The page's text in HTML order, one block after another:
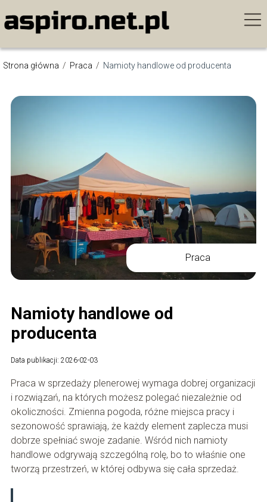
Strona główna / Praca / Namioty handlowe od producenta
Praca
Namioty handlowe od
producenta
Data publikacji: 2026-02-03
Praca w sprzedaży plenerowej wymaga dobrej organizacji
i rozwiązań, na których możesz polegać niezależnie od
okoliczności. Zmienna pogoda, różne miejsca pracy i
sezonowość sprawiają, że każdy element zaplecza musi
dobrze spełniać swoje zadanie. Wśród nich namioty
handlowe odgrywają szczególną rolę, bo to właśnie one
tworzą przestrzeń, w której odbywa się cała sprzedaż.